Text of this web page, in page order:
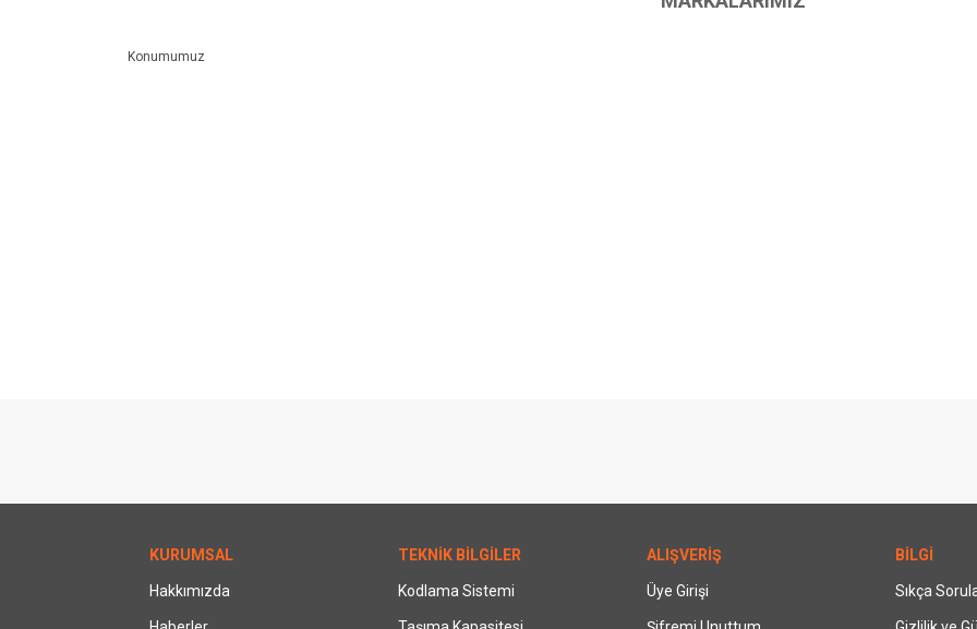
Konumumuz
KURUMSAL
Hakkımızda
TEKNİK BİLGİLER
Kodlama Sistemi
ALIŞVERİŞ
Üye Girişi
BİLGİ
Sıkça